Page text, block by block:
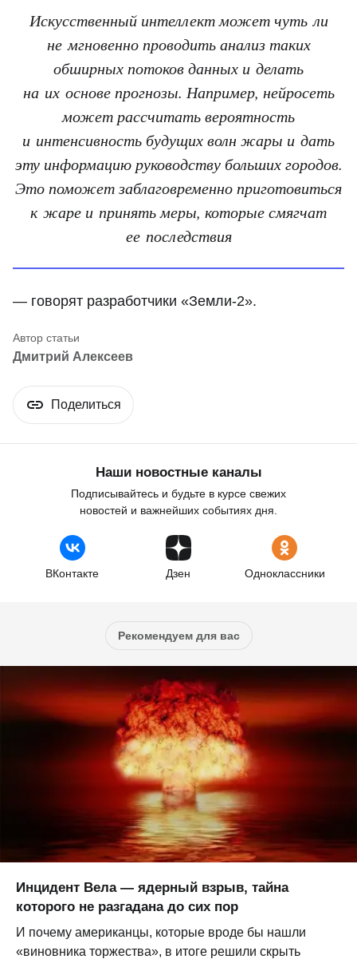
Искусственный интеллект может чуть ли
не мгновенно проводить анализ таких
обширных потоков данных и делать
на их основе прогнозы. Например, нейросеть
может рассчитать вероятность
и интенсивность будущих волн жары и дать
эту информацию руководству больших городов.
Это поможет заблаговременно приготовиться
к жаре и принять меры, которые смягчат
ее последствия
— говорят разработчики «Земли-2».
Дмитрий Алексеев
Поделиться
Наши новостные каналы
Подписывайтесь и будьте в курсе свежих
новостей и важнейших событиях дня.
ВКонтакте Дзен Одноклассники
Рекомендуем для вас
Инцидент Вела — ядерный взрыв, тайна
которого не разгадана до сих пор
И почему американцы, которые вроде бы нашли
«виновника торжества», в итоге решили скрыть